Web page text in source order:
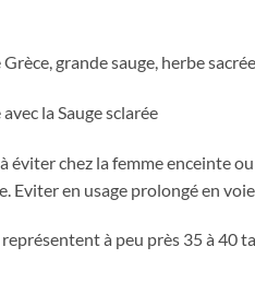
Grèce, grande sauge, herbe
la Sauge sclarée
éviter chez la femme enceinte
Eviter en usage prolongé en
à peu près 35 à 40